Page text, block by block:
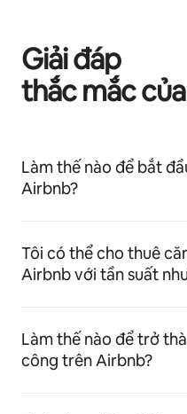
Giải đáp
thắc mắc
Làm thế nào để bắt
Airbnb?
Tôi có thể cho thuê
Airbnb với tần suất
Làm thế nào để trở
công trên Airbnb?